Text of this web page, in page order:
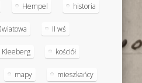
Hempel historia
II wś
Kleeberg kościół
mapy mieszkańcy